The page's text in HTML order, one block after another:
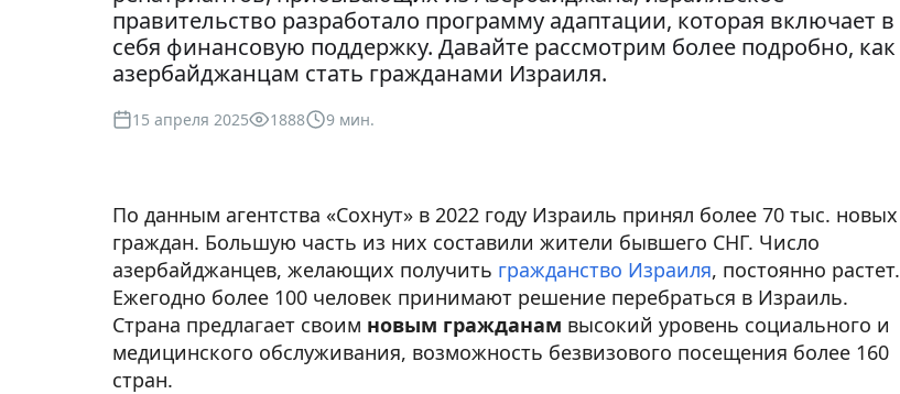
правительство разработало программу адаптации, которая включает в
себя финансовую поддержку. Давайте рассмотрим более подробно, как
азербайджанцам стать гражданами Израиля.
15 апреля 2025 1888 9 мин.
По данным агентства «Сохнут» в 2022 году Израиль принял более 70 тыс. новых
граждан. Большую часть из них составили жители бывшего СНГ. Число
азербайджанцев, желающих получить гражданство Израиля, постоянно растет.
Ежегодно более 100 человек принимают решение перебраться в Израиль.
Страна предлагает своим новым гражданам высокий уровень социального и
медицинского обслуживания, возможность безвизового посещения более 160
стран.